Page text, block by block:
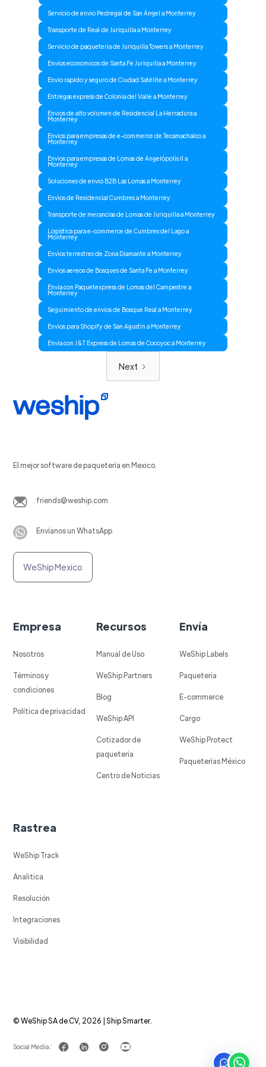
Servicio de envio Pedregal de San Ángel a Monterrey
Transporte de Real de Juriquilla a Monterrey
Servicio de paqueteria de Juriquilla Towers a Monterrey
Envios economicos de Santa Fe Juriquilla a Monterrey
Envio rapido y seguro de Ciudad Satélite a Monterrey
Entregas express de Colonia del Valle a Monterrey
Envios de alto volumen de Residencial La Herradura a
Monterrey
Envios para empresas de e-commerce de Tecamachalco a
Monterrey
Envios para empresas de Lomas de Angelópolis II a
Monterrey
Soluciones de envio B2B Las Lomas a Monterrey
Envios de Residencial Cumbres a Monterrey
Transporte de merancias de Lomas de Juriquilla a Monterrey
Logistica para e-commerce de Cumbres del Lago a
Monterrey
Envios terrestres de Zona Diamante a Monterrey
Envios aereos de Bosques de Santa Fe a Monterrey
Envia con Paquetexpress de Lomas del Campestre a
Monterrey
Seguimiento de envíos de Bosque Real a Monterrey
Envios para Shopify de San Agustín a Monterrey
Envia con J&T Express de Lomas de Cocoyoc a Monterrey
Next
El mejor software de paquetería en Mexico.
friends@weship.com
Envíanos un WhatsApp
WeShip Mexico
Empresa
Nosotros
Términos y
condiciones
Política de privacidad
Recursos
Manual de Uso
WeShip Partners
Blog
WeShip API
Cotizador de
paqueteria
Centro de Noticias
Envía
WeShip Labels
Paqueteria
E-commerce
Cargo
WeShip Protect
Paqueterías México
Rastrea
WeShip Track
Analitica
Resolución
Integraciones
Visibilidad
© WeShip SA de CV, 2026 | Ship Smarter.
Social Media :